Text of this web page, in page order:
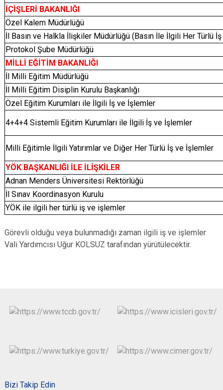
İÇİŞLERİ BAKANLIĞI
Özel Kalem Müdürlüğü
İl Basın ve Halkla İlişkiler Müdürlüğü (Basın İle İlgili Her Türlü
Protokol Şube Müdürlüğü
MİLLİ EĞİTİM BAKANLIĞI
İl Milli Eğitim Müdürlüğü
İl Milli Eğitim Disiplin Kurulu Başkanlığı
Özel Eğitim Kurumları ile İlgili İş ve İşlemler
4+4+4 Sistemli Eğitim Kurumları ile İlgili İş ve İşlemler
Milli Eğitimle İlgili Yatırımlar ve Diğer Her Türlü İş ve İşlemler
YÖK BAŞKANLIĞI İLE İLİŞKİLER
Adnan Menders Üniversitesi Rektörlüğü
İl Sınav Koordinasyon Kurulu
YÖK ile ilgili her türlü iş ve işlemler
Görevli olduğu veya bulunmadığı zaman ilgili iş ve işlemler
Vali Yardımcısı Uğur KOLSUZ tarafından yürütülecektir.
Bizi Takip Edin